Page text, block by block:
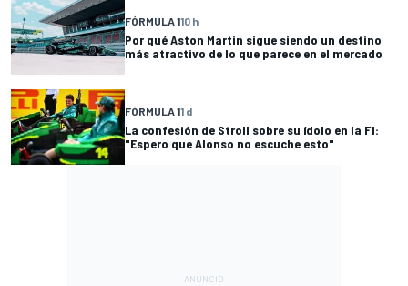
FÓRMULA 110 h
Por qué Aston Martin sigue siendo un destino
más atractivo de lo que parece en el mercado
FÓRMULA 11 d
La confesión de Stroll sobre su ídolo en la F1:
"Espero que Alonso no escuche esto"